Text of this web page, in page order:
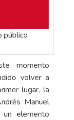
público
momento
volver a
lugar, la
Manuel
elemento